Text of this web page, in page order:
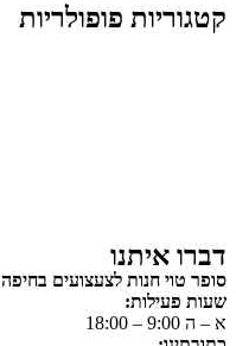
קטגוריות פופולריות
דברו איתנו
סופר טוי חנות לצעצועים בחיפה
שעות פעילות:
א – ה 9:00 – 18:00